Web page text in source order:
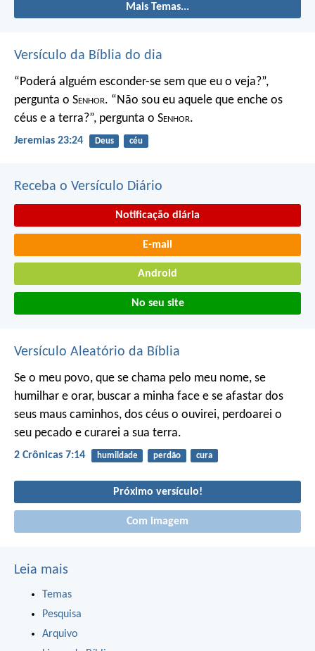
Mais Temas...
Versículo da Bíblia do dia
“Poderá alguém esconder-se sem que eu o veja?”,
pergunta o Senhor. “Não sou eu aquele que enche os
céus e a terra?”, pergunta o Senhor.
Jeremias 23:24 Deus céu
Receba o Versículo Diário
Notificação diária
E-mail
Android
No seu site
Versículo Aleatório da Bíblia
Se o meu povo, que se chama pelo meu nome, se
humilhar e orar, buscar a minha face e se afastar dos
seus maus caminhos, dos céus o ouvirei, perdoarei o
seu pecado e curarei a sua terra.
2 Crônicas 7:14 humildade perdão cura
Próximo versículo!
Com imagem
Leia mais
Temas
Pesquisa
Arquivo